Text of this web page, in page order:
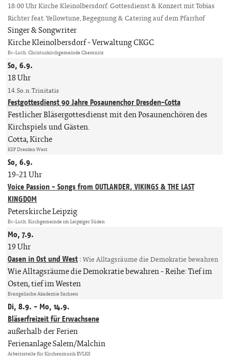
18:00 Uhr Kirche Kleinolbersdorf. Gottesdienst & Konzert mit Tobias
Richter feat. Yellowtune, Begegnung & Catering auf dem Pfarrhof
Singer & Songwriter
Kirche Kleinolbersdorf Verwaltung CKGC
Ev.-Luth. Christuskirchgemeinde Chemnitz
So, 6.9.
18 Uhr
14. So. n. Trinitatis
Festgottesdienst 90 Jahre Posaunenchor Dresden-Cotta
Festlicher Bläsergottesdienst mit den Posaunenchören des
Kirchspiels und Gästen.
Cotta, Kirche
KSP Dresden West
So, 6.9.
19-21 Uhr
Voice Passion - Songs from OUTLANDER, VIKINGS & THE LAST
KINGDOM
Peterskirche Leipzig
Ev.-Luth. Kirchgemeinde im Leipziger Süden
Mo, 7.9.
19 Uhr
Oasen in Ost und West: Wie Alltagsräume die Demokratie bewahren
Wie Alltagsräume die Demokratie bewahren - Reihe: Tief im
Osten, tief im Westen
Evangelische Akademie Sachsen
Di, 8.9. - Mo, 14.9.
Bläserfreizeit für Erwachsene
außerhalb der Ferien
Ferienanlage Salem/Malchin
Arbeitsstelle für Kirchenmusik EVLKS